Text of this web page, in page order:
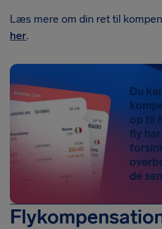
Læs mere om din ret til
her.
Du
op til
fly
de